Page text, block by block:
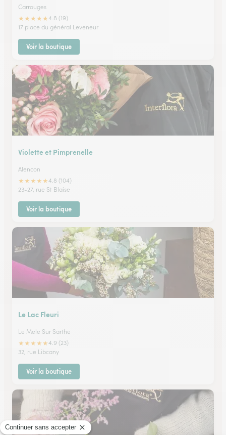
Carrouges
★★★★★4.8 (19)
17 place du général Leveneur
Voir la boutique
Violette et Pimprenelle
Alencon
★★★★★4.8 (104)
23-27, rue St Blaise
Voir la boutique
Le Lac Fleuri
Le Mele Sur Sarthe
★★★★★4.9 (23)
32, rue Libcany
Voir la boutique